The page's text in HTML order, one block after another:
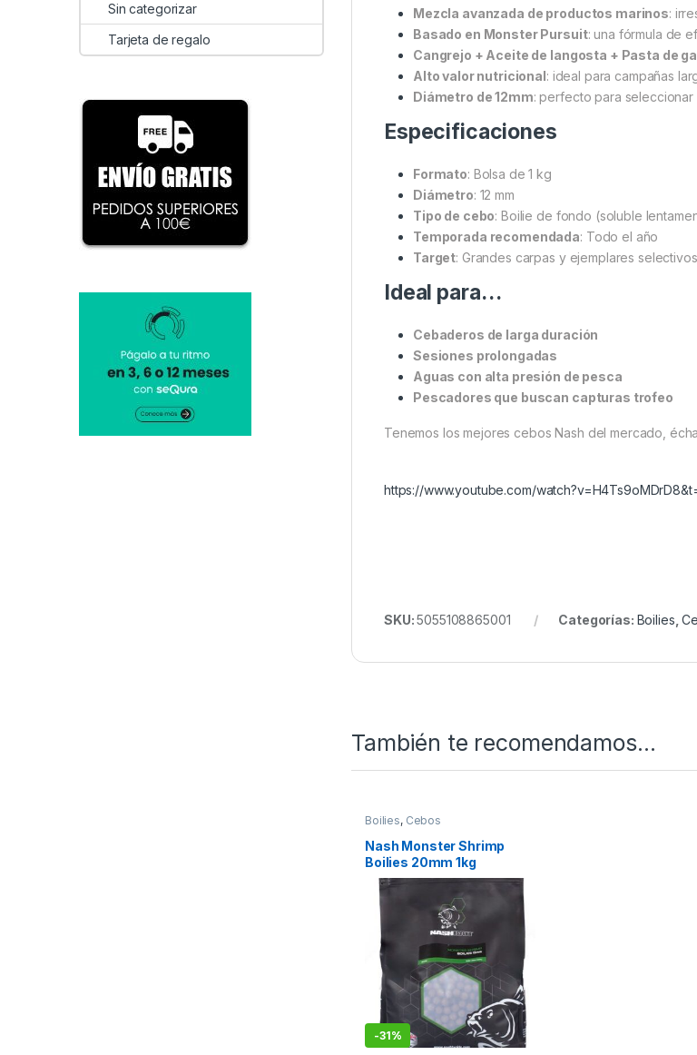
Mezcla avanzada de productos marinos:
Basado en Monster Pursuit: una fórmula de
Cangrejo + Aceite de langosta + Pasta de
Alto valor nutricional: ideal para campañas
Diámetro de 12mm: perfecto para
Especificaciones
Formato: Bolsa de 1 kg
Diámetro: 12 mm
Tipo de cebo: Boilie de fondo (soluble
Temporada recomendada: Todo el año
Target: Grandes carpas y ejemplares selectivos
Ideal para…
Cebaderos de larga duración
Sesiones prolongadas
Aguas con alta presión de pesca
Pescadores que buscan capturas trofeo
Tenemos los mejores cebos Nash del mercado,
https://www.youtube.com/
SKU:5055108865001 Categorías: Boilies ,
También te recomendamos…
Boilies, Cebos
Nash Monster Shrimp
Boilies 20mm 1kg
-31%
Sin categorizar
Tarjeta de regalo